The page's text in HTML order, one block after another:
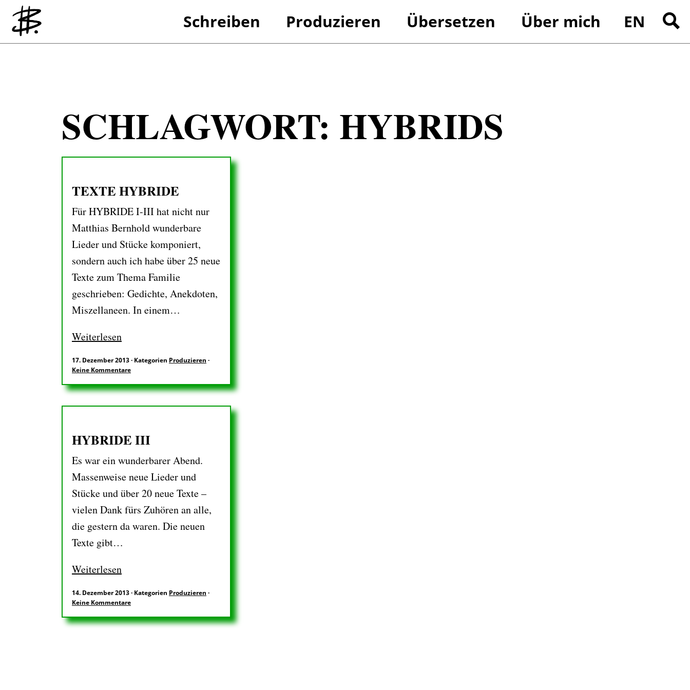
Schreiben Produzieren Übersetzen Über mich EN
SCHLAGWORT: HYBRIDS
TEXTE HYBRIDE
Für HYBRIDE I-III hat nicht nur
Matthias Bernhold wunderbare
Lieder und Stücke komponiert,
sondern auch ich habe über 25 neue
Texte zum Thema Familie
geschrieben: Gedichte, Anekdoten,
Miszellaneen. In einem…
Weiterlesen
17. Dezember 2013· Kategorien Produzieren ·
Keine Kommentare
HYBRIDE III
Es war ein wunderbarer Abend.
Massenweise neue Lieder und
Stücke und über 20 neue Texte –
vielen Dank fürs Zuhören an alle,
die gestern da waren. Die neuen
Texte gibt…
Weiterlesen
14. Dezember 2013· Kategorien Produzieren ·
Keine Kommentare